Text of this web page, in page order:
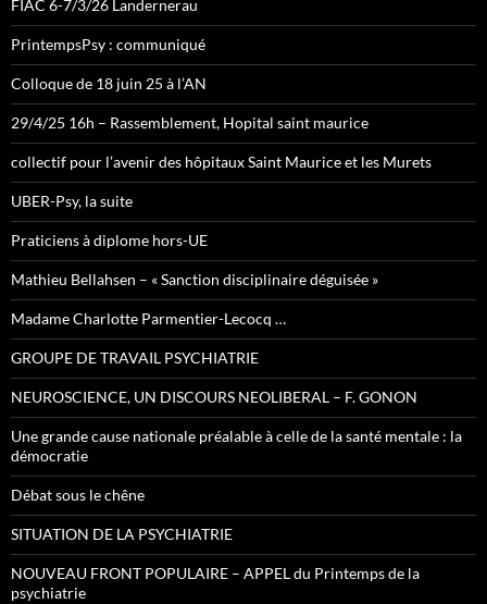
FIAC 6-7/3/26 Landernerau
PrintempsPsy : communiqué
Colloque de 18 juin 25 à l’AN
29/4/25 16h – Rassemblement, Hopital saint maurice
collectif pour l’avenir des hôpitaux Saint Maurice et les Murets
UBER-Psy, la suite
Praticiens à diplome hors-UE
Mathieu Bellahsen – « Sanction disciplinaire déguisée »
Madame Charlotte Parmentier-Lecocq …
GROUPE DE TRAVAIL PSYCHIATRIE
NEUROSCIENCE, UN DISCOURS NEOLIBERAL – F. GONON
Une grande cause nationale préalable à celle de la santé mentale : la
démocratie
Débat sous le chêne
SITUATION DE LA PSYCHIATRIE
NOUVEAU FRONT POPULAIRE – APPEL du Printemps de la
psychiatrie